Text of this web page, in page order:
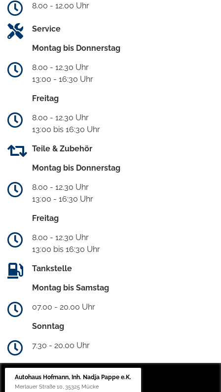
8.00 - 12.00 Uhr
Service
Montag bis Donnerstag
8.00 - 12.30 Uhr
13:00 - 16:30 Uhr
Freitag
8.00 - 12.30 Uhr
13:00 bis 16:30 Uhr
Teile & Zubehör
Montag bis Donnerstag
8.00 - 12.30 Uhr
13:00 - 16:30 Uhr
Freitag
8.00 - 12.30 Uhr
13:00 bis 16:30 Uhr
Tankstelle
Montag bis Samstag
07.00 - 20.00 Uhr
Sonntag
7.30 - 20.00 Uhr
Autohaus Hofmann, Inh. Nadja Pappe e.K.
Merlauer Straße 10, 35325 Mücke